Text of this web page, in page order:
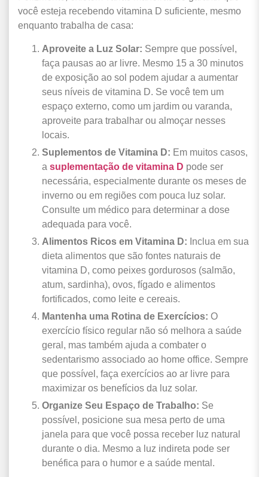
você esteja recebendo vitamina D suficiente, mesmo
enquanto trabalha de casa:
Aproveite a Luz Solar: Sempre que possível,
faça pausas ao ar livre. Mesmo 15 a 30 minutos
de exposição ao sol podem ajudar a aumentar
seus níveis de vitamina D. Se você tem um
espaço externo, como um jardim ou varanda,
aproveite para trabalhar ou almoçar nesses
locais.
Suplementos de Vitamina D: Em muitos casos,
a suplementação de vitamina D pode ser
necessária, especialmente durante os meses de
inverno ou em regiões com pouca luz solar.
Consulte um médico para determinar a dose
adequada para você.
Alimentos Ricos em Vitamina D: Inclua em sua
dieta alimentos que são fontes naturais de
vitamina D, como peixes gordurosos (salmão,
atum, sardinha), ovos, fígado e alimentos
fortificados, como leite e cereais.
Mantenha uma Rotina de Exercícios: O
exercício físico regular não só melhora a saúde
geral, mas também ajuda a combater o
sedentarismo associado ao home office. Sempre
que possível, faça exercícios ao ar livre para
maximizar os benefícios da luz solar.
Organize Seu Espaço de Trabalho: Se
possível, posicione sua mesa perto de uma
janela para que você possa receber luz natural
durante o dia. Mesmo a luz indireta pode ser
benéfica para o humor e a saúde mental.